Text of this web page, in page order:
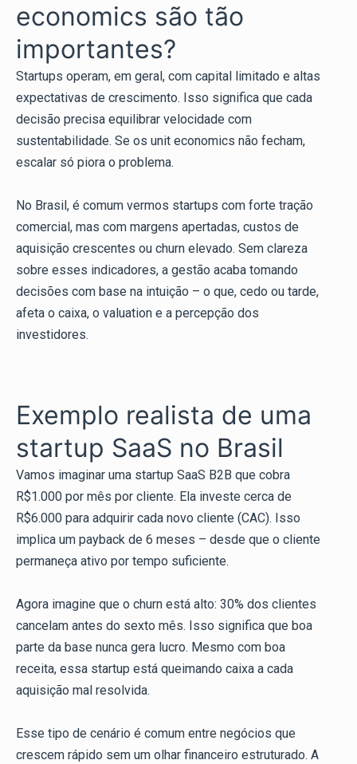
economics são tão
importantes?
Startups operam, em geral, com capital limitado e altas
expectativas de crescimento. Isso significa que cada
decisão precisa equilibrar velocidade com
sustentabilidade. Se os unit economics não fecham,
escalar só piora o problema.
No Brasil, é comum vermos startups com forte tração
comercial, mas com margens apertadas, custos de
aquisição crescentes ou churn elevado. Sem clareza
sobre esses indicadores, a gestão acaba tomando
decisões com base na intuição – o que, cedo ou tarde,
afeta o caixa, o valuation e a percepção dos
investidores.
Exemplo realista de uma
startup SaaS no Brasil
Vamos imaginar uma startup SaaS B2B que cobra
R$1.000 por mês por cliente. Ela investe cerca de
R$6.000 para adquirir cada novo cliente (CAC). Isso
implica um payback de 6 meses – desde que o cliente
permaneça ativo por tempo suficiente.
Agora imagine que o churn está alto: 30% dos clientes
cancelam antes do sexto mês. Isso significa que boa
parte da base nunca gera lucro. Mesmo com boa
receita, essa startup está queimando caixa a cada
aquisição mal resolvida.
Esse tipo de cenário é comum entre negócios que
crescem rápido sem um olhar financeiro estruturado. A